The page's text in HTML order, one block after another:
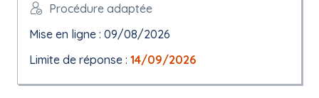
Procédure adaptée
Mise en ligne : 09/08/2026
Limite de réponse : 14/09/2026